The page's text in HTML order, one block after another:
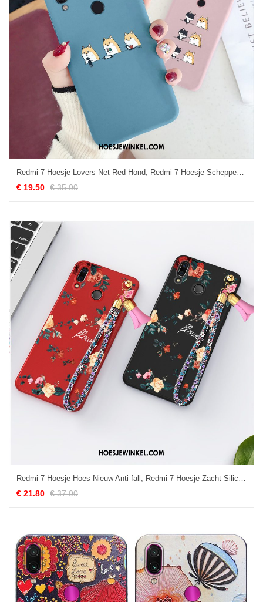
Redmi 7 Hoesje Lovers Net Red Hond, Redmi 7 Hoesje Scheppend Spotprent Beige
€ 19.50 € 35.00
Redmi 7 Hoesje Hoes Nieuw Anti-fall, Redmi 7 Hoesje Zacht Siliconen Beige
€ 21.80 € 37.00